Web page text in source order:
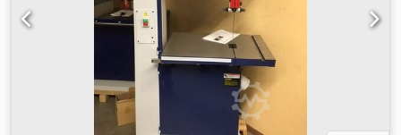
rolos precisos, padrão na parte superior e inferior da HBS
351 Ajuste rápido da altura de corte através de botão
rotativo e cremalheira com escala milimétrica Batente
paralelo de alumínio de funcionamento suave com fixação
rápida excêntrica e lupa Batente de ângulo de esquadria
padrão, ajustável em 60 graus em ambos os lados Batente
paralelo em alumínio com fixação rápida excêntrica